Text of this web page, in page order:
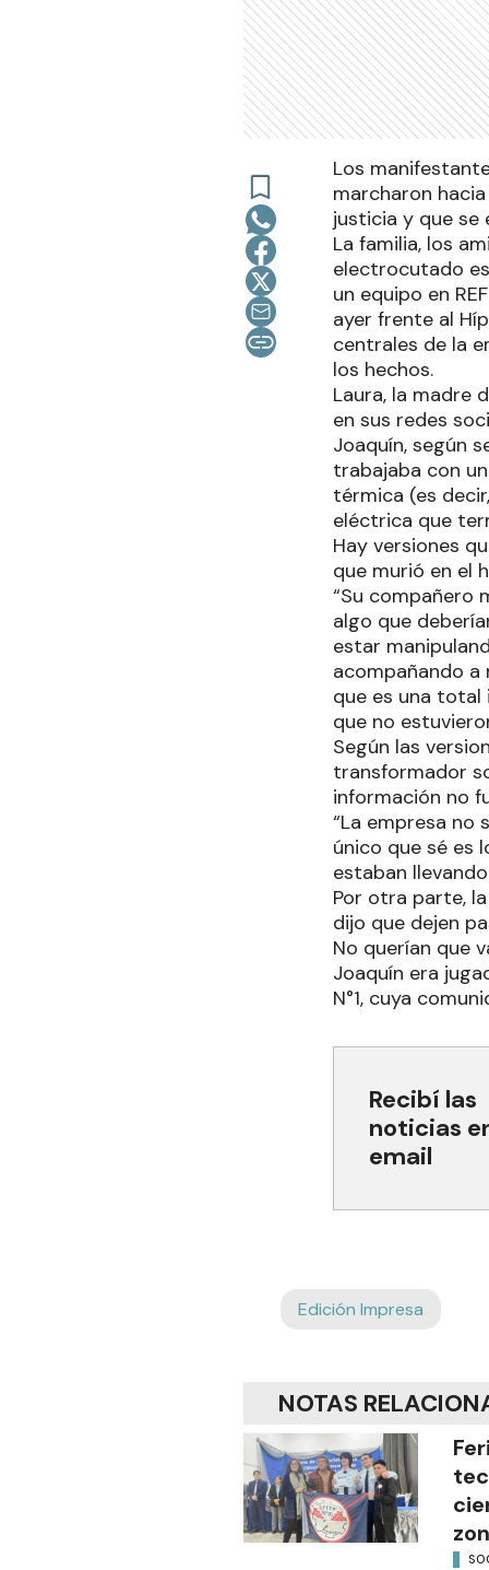
Los
marcharon
justicia y que se
La familia, los
electrocutado
un equipo en
ayer frente al
centrales de la
los hechos.
Laura, la madre
en sus redes
Joaquín, según
trabajaba con
térmica (es
eléctrica que
Hay versiones
que murió en el
“Su compañero
algo que
estar
acompañando a
que es una total
que no
Según las
transformador
información no
“La empresa no
único que sé es
estaban
Por otra parte,
dijo que dejen
No querían que
Joaquín era
N°1, cuya
Recibí las
noticias
email
Edición Impresa
NOTAS